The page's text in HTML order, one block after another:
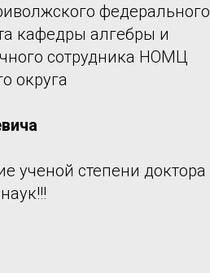
федерального
кафедры алгебры и
сотрудника НОМЦ
округа
ученой степени доктора